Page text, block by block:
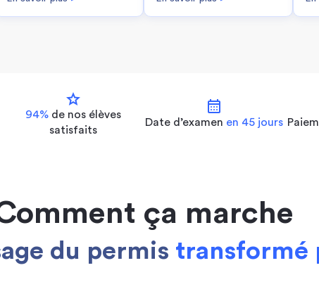
star
94% de nos élèves
satisfaits
calendar_month
Date d’examen en 45 jours
ça marche
du permis transformé